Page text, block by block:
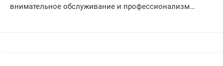
внимательное обслуживание и профессионализм